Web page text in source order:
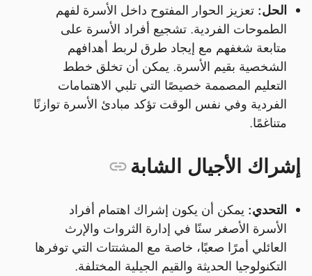
الحل: تعزيز الحوار المفتوح داخل الأسرة لفهم
الطموحات الفردية. تشجيع أفراد الأسرة على
متابعة شغفهم مع إيجاد طرق لربط أهدافهم
الشخصية بقيم الأسرة. يمكن أن تخلق خطط
التعليم المصممة خصيصًا التي تلبي الاهتمامات
الفردية وفي نفس الوقت تؤكد مبادئ الأسرة توازنًا
متناغمًا.
إشراك الأجيال الشابة
التحدي: يمكن أن يكون إشراك اهتمام أفراد
الأسرة الأصغر سنًا في إدارة الثروات والإرث
العائلي أمرًا صعبًا، خاصة مع المشتتات التي توفرها
التكنولوجيا الحديثة والقيم الجيلية المختلفة.